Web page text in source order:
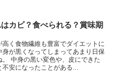
カビ？食べられる？賞味期
く食物繊維も豊富でダイエットに
が黒くなってしまってあまり日保
中身の黒い変色や、皮にできた
安になったことがある...